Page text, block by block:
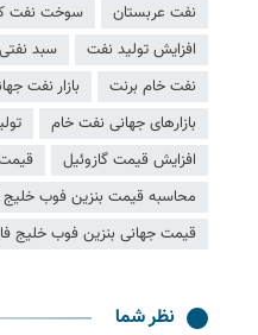
نفت عربستان
سوخت نفت
افزایش تولید نفت
سبد
نفت خام برنت
بازار نفت
بازارهای جهانی نفت خام
افزایش قیمت گازوئیل
محاسبه قیمت بنزین فوب
قیمت جهانی بنزین فوب خلیج
نظر شما